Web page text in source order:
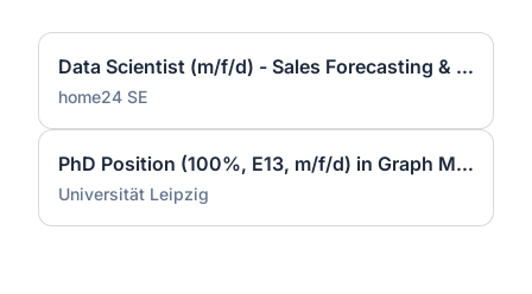
Data Scientist (m/f/d) - Sales Forecasting & Pricing
home24 SE
PhD Position (100%, E13, m/f/d) in Graph Machine Learning at Data Science Center (DSC) - ScaDS.AI
Universität Leipzig